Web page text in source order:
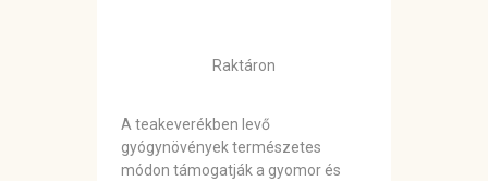
Raktáron
A teakeverékben levő
gyógynövények természetes
módon támogatják a gyomor és